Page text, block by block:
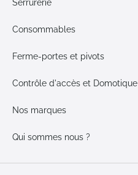
Serrurerie
Consommables
Ferme-portes et pivots
Contrôle d'accès et Domotique
Nos marques
Qui sommes nous ?